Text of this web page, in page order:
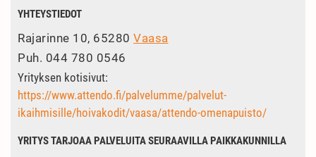
YHTEYSTIEDOT
Rajarinne 10, 65280 Vaasa
Puh. 044 780 0546
Yrityksen kotisivut:
https://www.attendo.fi/palvelumme/palvelut-
ikaihmisille/hoivakodit/vaasa/attendo-omenapuisto/
YRITYS TARJOAA PALVELUITA SEURAAVILLA PAIKKAKUNNILLA